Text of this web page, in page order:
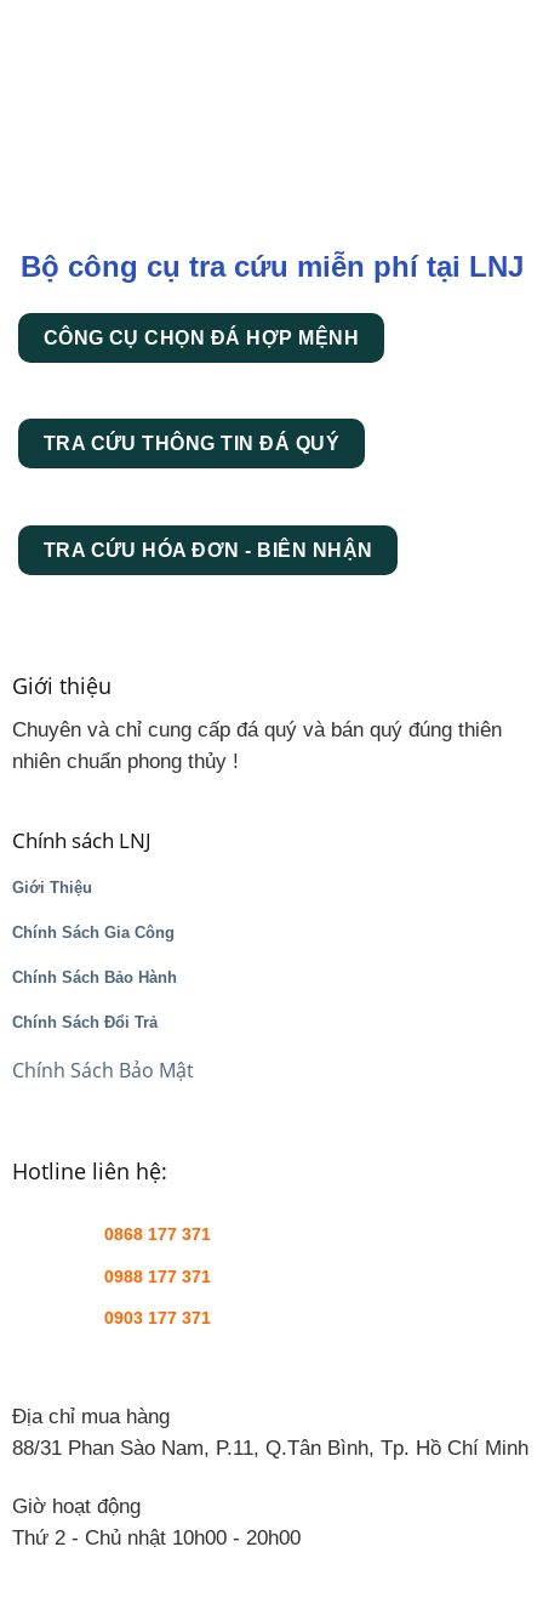
Bộ công cụ tra cứu miễn phí tại LNJ
CÔNG CỤ CHỌN ĐÁ HỢP MỆNH
TRA CỨU THÔNG TIN ĐÁ QUÝ
TRA CỨU HÓA ĐƠN - BIÊN NHẬN
Giới thiệu
Chuyên và chỉ cung cấp đá quý và bán quý đúng thiên
nhiên chuẩn phong thủy !
Chính sách LNJ
Giới Thiệu
Chính Sách Gia Công
Chính Sách Bảo Hành
Chính Sách Đổi Trả
Chính Sách Bảo Mật
Hotline liên hệ:
0868 177 371
0988 177 371
0903 177 371
Địa chỉ mua hàng
88/31 Phan Sào Nam, P.11, Q.Tân Bình, Tp. Hồ Chí Minh
Giờ hoạt động
Thứ 2 - Chủ nhật 10h00 - 20h00